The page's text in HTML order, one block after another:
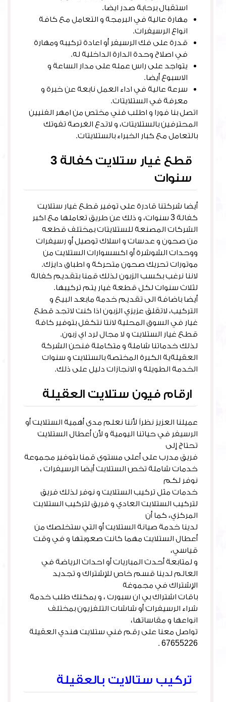
استقبال برحابة صدر ايضا.
مهارة عالية في البرمجة و التعامل مع كافة
انواع الرسيفرات.
قدرة على فك الرسيفر أو اعادة تركيبه ومهارة
في اصلاح وحدة الدارة الداخلية له.
يتواجد على راس عمله على مدار الساعة و
الاسبوع أيضا.
سرعة عالية في اداء العمل نابعة عن خبرة و
معرفة في الستلايتات.
اتصل بنا فورا و اطلب فني مختص من امهر الفنيين
المحترفين بالستلايتات، و لاتدع الغرصة تفوتك
بالتعامل مع كبار الخبراء بالستلايتات.
قطع غيار ستلايت كفالة 3
سنوات
أيضا شركتنا قادرة على توفير قطع غيار ستلايت
كفالة 3 سنوات، و ذلك عن طريق تعاملها مع اكبر
الشركات المصنعة للستلايتات بمختلف قطعه
من صحون و عدسات و اسلاك توصيل أو رسيفرات
ووحدات الشوشرة أو اكسسوارات الستلايت من
موتورات تحريك صحون متحركة و اطباق دايزك.
لاننا نرغب بكسب الزبون لذلك قمنا بتقديم كفالة
لثلاث سنوات لكل قطعة غيار يتم تركيبها.
أيضا باضافة الى تقديم خدمة مابعد البيع و
التركيب، لاتقلق عزيزي الزبون اذا كنت لاتجد قطع
غيار في السوق المحلية لانتا نتكفل بتوفير كافة
قطع غيار الستلايت و لا مجال لرد اي زبون.
لذلك خدماتنا شاملة و متكاملة فنحن الشركة
العقيلةية الكبرة المختصة بالستلايت و سنوات
الخدمة الطويلة و الانجازات دليل على ذلك.
ارقام فيون ستلايت العقيلة
عميلنا العزيز نظراً لأننا نعلم مدى أهمية الستلايت أو
الرسيفر في حياتنا اليومية و لأن أعطال الستلايت
تحتاج إلى
فريق مدرب على أعلى مستوى قمنا بتوفير مجموعة
خدمات شاملة تخص الستلايت أيضا الرسيفرات ،
نوفر لكم
خدمات مثل تركيب الستلايت و نوفر لذلك فريق
لتركيب الستلايت العادي و فريق لتركيب الستلايت
المركزي، كما أن
لدينا خدمة صيانة الستلايت أو التي ستخلصك من
أعطال الستلايت مهما كانت صعوبتها و في وقت
قياسي،
و لمتابعة أحدث المباريات أو احداث الرياضة في
العالم لدينا قسم خاص للإشتراك و تجديد
الإشتراك في مجموغة
باقات اشتراك بي ان سبورت ، و يمكنك طلب خدمة
شراء الرسيفرات أو شاشات التلفزيون بمختلف
انواعها و مقاساتها،
تواصل معنا على رقم فني ستلايت هندي العقيلة
67655226 .
تركيب ستالايت بالعقيلة